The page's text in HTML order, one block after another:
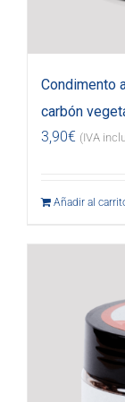
Condimento
carbón
3,90€ (IVA
Añadir al